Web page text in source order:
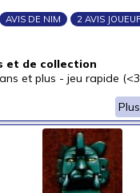
€
AVIS DE NIM
2 AVIS
et de collection
et plus - jeu rapide